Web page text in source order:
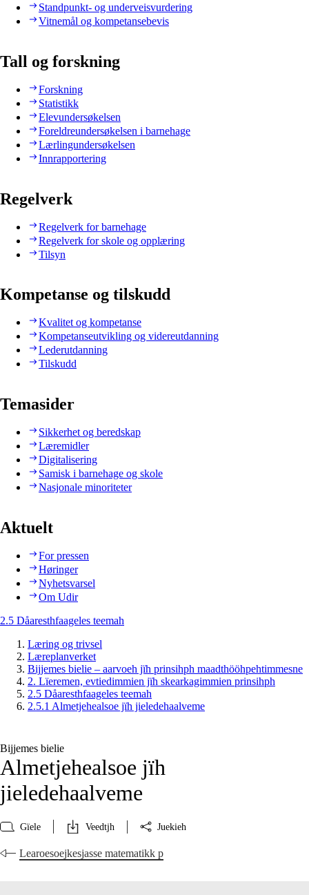
Standpunkt- og underveisvurdering
Vitnemål og kompetansebevis
Tall og forskning
Forskning
Statistikk
Elevundersøkelsen
Foreldreundersøkelsen i barnehage
Lærlingundersøkelsen
Innrapportering
Regelverk
Regelverk for barnehage
Regelverk for skole og opplæring
Tilsyn
Kompetanse og tilskudd
Kvalitet og kompetanse
Kompetanseutvikling og videreutdanning
Lederutdanning
Tilskudd
Temasider
Sikkerhet og beredskap
Læremidler
Digitalisering
Samisk i barnehage og skole
Nasjonale minoriteter
Aktuelt
For pressen
Høringer
Nyhetsvarsel
Om Udir
2.5 Dåaresthfaageles teemah
Læring og trivsel
Læreplanverket
Bijjemes bielie – aarvoeh jïh prinsihph maadthööhpehtimmesne
2. Lïeremen, evtiedimmien jïh skearkagimmien prinsihph
2.5 Dåaresthfaageles teemah
2.5.1 Almetjehealsoe jïh jieledehaalveme
Bijjemes bielie
Almetjehealsoe jïh
jieledehaalveme
Gïele Veedtjh Juekieh
Learoesoejkesjasse matematikk p